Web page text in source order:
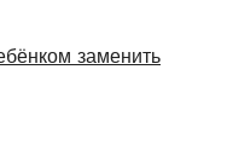
заменить